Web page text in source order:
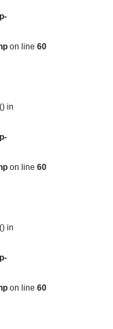
on line 60
in
on line 60
in
on line 60